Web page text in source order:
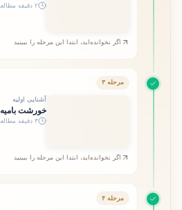
۲ دقیقه مطالعه
اگر نخوانده‌اید، ابتدا این مرحله را ببینید
مرحله ۳
آشنایی اولیه
خورشت بامیه
۳ دقیقه مطالعه
اگر نخوانده‌اید، ابتدا این مرحله را ببینید
مرحله ۴